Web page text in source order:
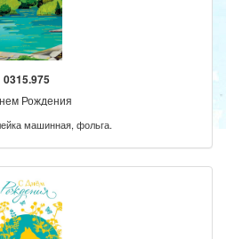
0315.975
Рождения
машинная, фольга.